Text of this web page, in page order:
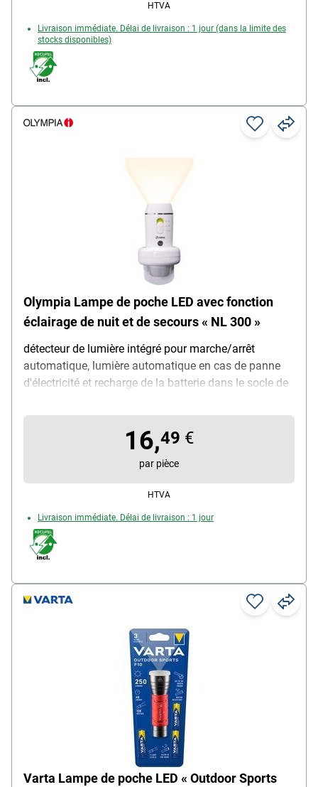
HTVA
Livraison immédiate. Délai de livraison : 1 jour (dans la limite des
stocks disponibles)
Olympia Lampe de poche LED avec fonction
éclairage de nuit et de secours « NL 300 »
détecteur de lumière intégré pour marche/arrêt
automatique, lumière automatique en cas de panne
d'électricité et recharge de la batterie dans le socle de
3 LED, durée d'éclairage : jusqu'à 5 heures, détecteur
de lumière, interrupteur : marche, éclairage de
secours/nuit, arrêt, socle de chargement avec prise
16,49 €
par pièce
HTVA
Livraison immédiate. Délai de livraison : 1 jour
Varta Lampe de poche LED « Outdoor Sports